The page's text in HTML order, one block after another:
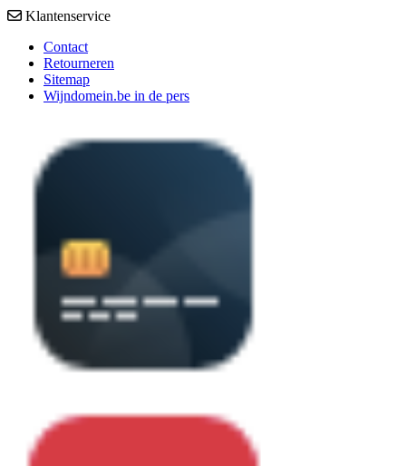
Klantenservice
Contact
Retourneren
Sitemap
Wijndomein.be in de pers